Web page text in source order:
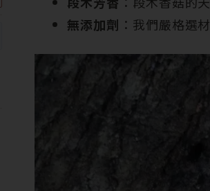
無添加劑 ：我們嚴格選